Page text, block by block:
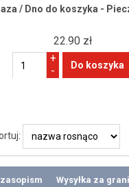
/ Dno do koszyka -
22.90 zł
+
-
Wysyłka za